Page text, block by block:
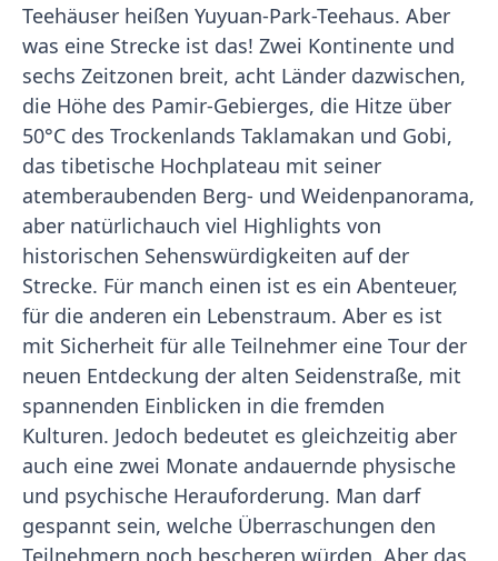
Teehäuser heißen Yuyuan-Park-Teehaus. Aber
was eine Strecke ist das! Zwei Kontinente und
sechs Zeitzonen breit, acht Länder dazwischen,
die Höhe des Pamir-Gebierges, die Hitze über
50°C des Trockenlands Taklamakan und Gobi,
das tibetische Hochplateau mit seiner
atemberaubenden Berg- und Weidenpanorama,
aber natürlichauch viel Highlights von
historischen Sehenswürdigkeiten auf der
Strecke. Für manch einen ist es ein Abenteuer,
für die anderen ein Lebenstraum. Aber es ist
mit Sicherheit für alle Teilnehmer eine Tour der
neuen Entdeckung der alten Seidenstraße, mit
spannenden Einblicken in die fremden
Kulturen. Jedoch bedeutet es gleichzeitig aber
auch eine zwei Monate andauernde physische
und psychische Herauforderung. Man darf
gespannt sein, welche Überraschungen den
Teilnehmern noch bescheren würden. Aber das